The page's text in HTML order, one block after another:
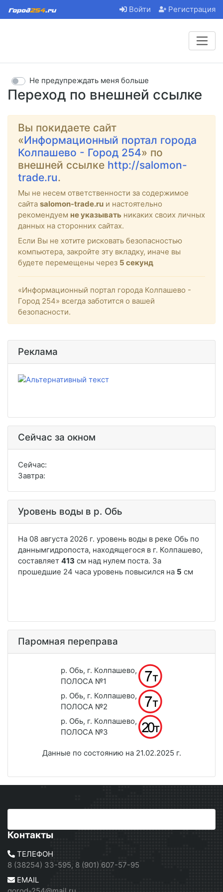
Войти Регистрация
Переход по внешней ссылке
Не предупреждать меня больше
Вы покидаете сайт
«Информационный портал города
Колпашево - Город 254» по
внешней ссылке http://salomon-
trade.ru.
Мы не несем ответственности за содержимое
сайта salomon-trade.ru и настоятельно
рекомендуем не указывать никаких своих личных
данных на сторонних сайтах.
Если Вы не хотите рисковать безопасностью
компьютера, закройте эту вкладку, иначе вы
будете перемещены через 5 секунд
«Информационный портал города Колпашево -
Город 254» всегда заботится о вашей
безопасности.
Реклама
Сейчас за окном
Сейчас:
Завтра:
Уровень воды в р. Обь
Паромная переправа
р. Обь, г. Колпашево,
ПОЛОСА №1
р. Обь, г. Колпашево,
ПОЛОСА №2
р. Обь, г. Колпашево,
ПОЛОСА №3
Данные по состоянию на 21.02.2025 г.
Контакты
ТЕЛЕФОН
8 (38254) 33-595, 8 (901) 607-57-95
EMAIL